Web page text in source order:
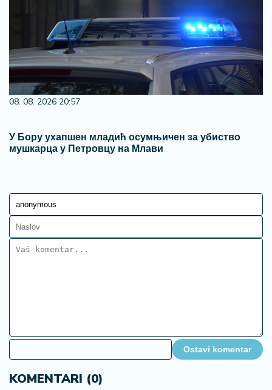
08. 08. 2026 20:57
У Бору ухапшен младић осумњичен за убиство
мушкарца у Петровцу на Млави
Ostavi komentar
KOMENTARI (0)